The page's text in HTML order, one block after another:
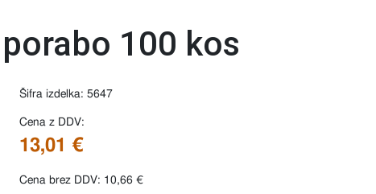
100 kos
Šifra izdelka: 5647
Cena z DDV:
13,01 €
Cena brez DDV: 10,66 €